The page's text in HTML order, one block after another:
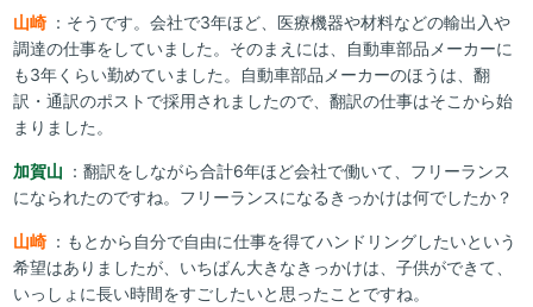
山崎 ：そうです。会社で3年ほど、医療機器や材料などの輸出入や
調達の仕事をしていました。そのまえには、自動車部品メーカーに
も3年くらい勤めていました。自動車部品メーカーのほうは、翻
訳・通訳のポストで採用されましたので、翻訳の仕事はそこから始
まりました。
加賀山 ：翻訳をしながら合計6年ほど会社で働いて、フリーランス
になられたのですね。フリーランスになるきっかけは何でしたか？
山崎 ：もとから自分で自由に仕事を得てハンドリングしたいという
希望はありましたが、いちばん大きなきっかけは、子供ができて、
いっしょに長い時間をすごしたいと思ったことですね。